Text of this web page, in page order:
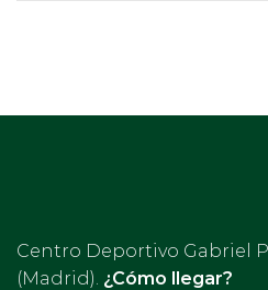
Centro Deportivo Gabriel
(Madrid). ¿Cómo llegar?